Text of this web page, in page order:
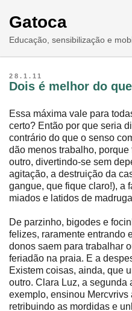
Gatoca
Educação, sensibilização e
28.1.11
Dois é melhor do
Essa máxima vale para
certo? Então por que seria
contrário do que o senso
dão menos trabalho,
outro, divertindo-se sem
agitação, a destruição da
gangue, que fique claro!), a
miados e latidos de
De parzinho, bigodes e
felizes, raramente entrando
donos saem para trabalhar
feriadão na praia. E a
Existem coisas, ainda, que
outro. Clara Luz, a segunda
exemplo, ensinou Mercvrivs
retribuindo as mordidas e